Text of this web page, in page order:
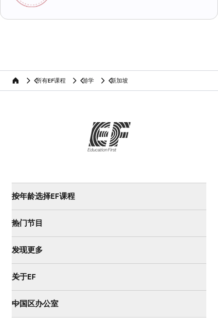
home 所有EF课程 游学 新加坡
按年龄选择EF课程
热门节目
发现更多
关于EF
中国区办公室